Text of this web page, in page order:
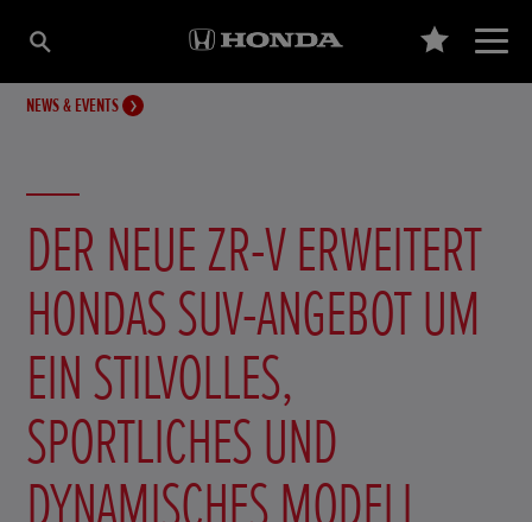
NEWS & EVENTS
DER NEUE ZR-V ERWEITERT
HONDAS SUV-ANGEBOT UM
EIN STILVOLLES,
SPORTLICHES UND